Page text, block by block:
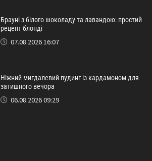
Брауні з білого шоколаду та лавандою: простий
рецепт блонді
07.08.2026 16:07
Ніжний мигдалевий пудинг із кардамоном для
затишного вечора
06.08.2026 09:29